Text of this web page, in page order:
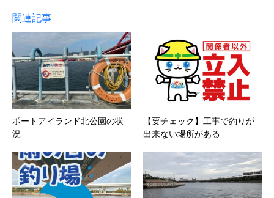
関連記事
ポートアイランド北公園の状
況
【要チェック】工事で釣りが
出来ない場所がある